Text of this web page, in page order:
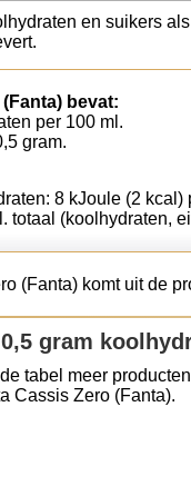
en suikers
bevat:
per 100 ml.
gram.
8 kJoule (2 kcal)
totaal (koolhydraten,
(Fanta) komt uit de
gram
tabel meer
Cassis Zero (Fanta).